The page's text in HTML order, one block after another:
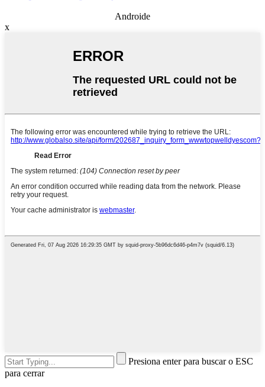
Androide
x
Presiona enter para buscar o ESC
para cerrar